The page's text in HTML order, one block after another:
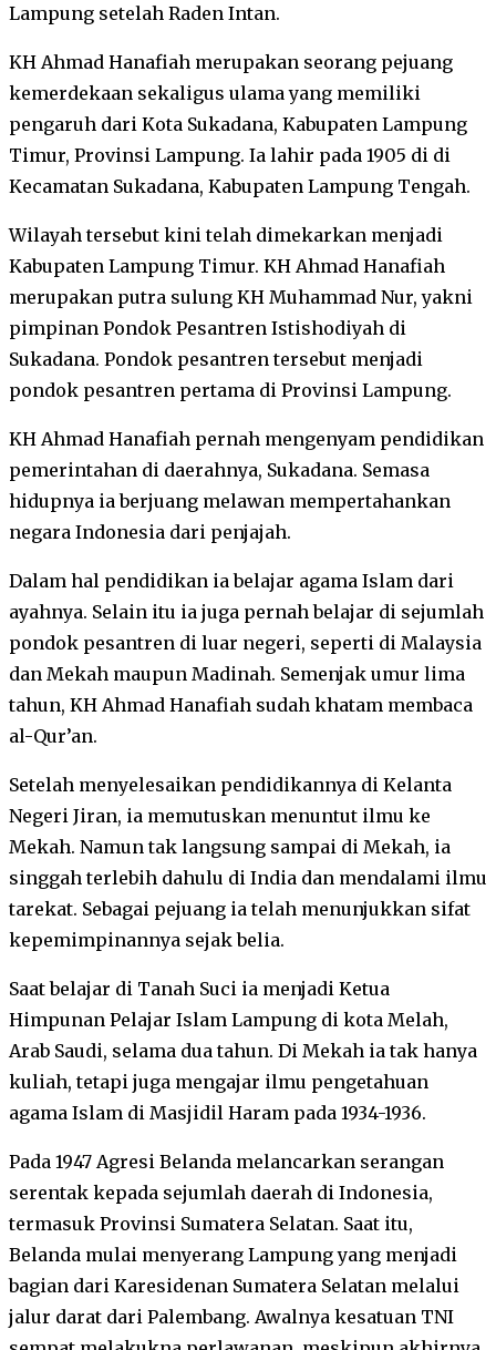
Lampung setelah Raden Intan.
KH Ahmad Hanafiah merupakan seorang pejuang
kemerdekaan sekaligus ulama yang memiliki
pengaruh dari Kota Sukadana, Kabupaten Lampung
Timur, Provinsi Lampung. Ia lahir pada 1905 di di
Kecamatan Sukadana, Kabupaten Lampung Tengah.
Wilayah tersebut kini telah dimekarkan menjadi
Kabupaten Lampung Timur. KH Ahmad Hanafiah
merupakan putra sulung KH Muhammad Nur, yakni
pimpinan Pondok Pesantren Istishodiyah di
Sukadana. Pondok pesantren tersebut menjadi
pondok pesantren pertama di Provinsi Lampung.
KH Ahmad Hanafiah pernah mengenyam pendidikan
pemerintahan di daerahnya, Sukadana. Semasa
hidupnya ia berjuang melawan mempertahankan
negara Indonesia dari penjajah.
Dalam hal pendidikan ia belajar agama Islam dari
ayahnya. Selain itu ia juga pernah belajar di sejumlah
pondok pesantren di luar negeri, seperti di Malaysia
dan Mekah maupun Madinah. Semenjak umur lima
tahun, KH Ahmad Hanafiah sudah khatam membaca
al-Qur’an.
Setelah menyelesaikan pendidikannya di Kelanta
Negeri Jiran, ia memutuskan menuntut ilmu ke
Mekah. Namun tak langsung sampai di Mekah, ia
singgah terlebih dahulu di India dan mendalami ilmu
tarekat. Sebagai pejuang ia telah menunjukkan sifat
kepemimpinannya sejak belia.
Saat belajar di Tanah Suci ia menjadi Ketua
Himpunan Pelajar Islam Lampung di kota Melah,
Arab Saudi, selama dua tahun. Di Mekah ia tak hanya
kuliah, tetapi juga mengajar ilmu pengetahuan
agama Islam di Masjidil Haram pada 1934-1936.
Pada 1947 Agresi Belanda melancarkan serangan
serentak kepada sejumlah daerah di Indonesia,
termasuk Provinsi Sumatera Selatan. Saat itu,
Belanda mulai menyerang Lampung yang menjadi
bagian dari Karesidenan Sumatera Selatan melalui
jalur darat dari Palembang. Awalnya kesatuan TNI